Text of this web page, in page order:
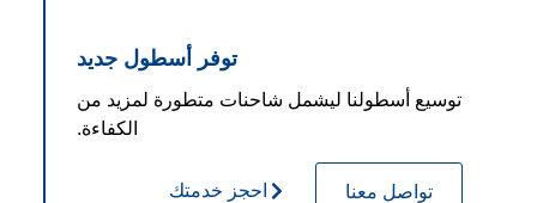
توفر أسطول جديد
توسيع أسطولنا ليشمل شاحنات متطورة لمزيد من
الكفاءة.
تواصل معنا احجز خدمتك